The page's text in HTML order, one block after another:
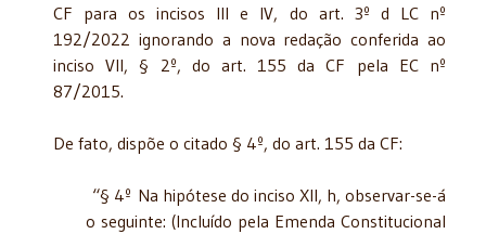
CF para os incisos III e IV, do art. 3º d LC nº
192/2022 ignorando a nova redação conferida ao
inciso VII, § 2º, do art. 155 da CF pela EC nº
87/2015.
De fato, dispõe o citado § 4º, do art. 155 da CF:
“§ 4º Na hipótese do inciso XII, h, observar-se-á
o seguinte: (Incluído pela Emenda Constitucional